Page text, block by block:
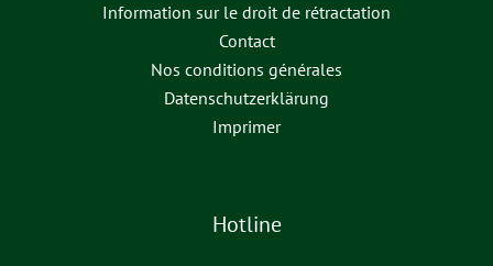
Information sur le droit de rétractation
Contact
Nos conditions générales
Datenschutzerklärung
Imprimer
Hotline